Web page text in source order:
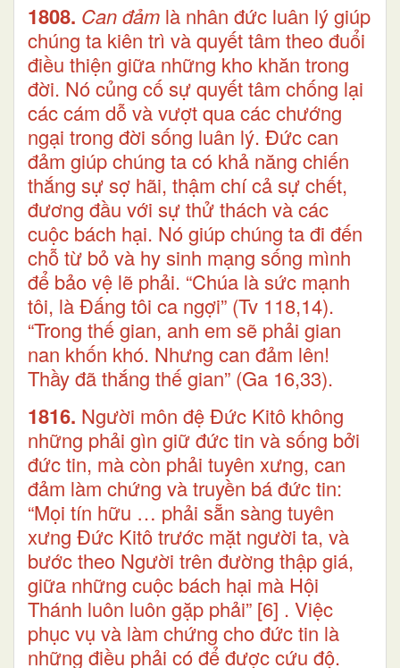
1808. Can đảm là nhân đức luân lý giúp
chúng ta kiên trì và quyết tâm theo đuổi
điều thiện giữa những kho khăn trong
đời. Nó củng cố sự quyết tâm chống lại
các cám dỗ và vượt qua các chướng
ngại trong đời sống luân lý. Đức can
đảm giúp chúng ta có khả năng chiến
thắng sự sợ hãi, thậm chí cả sự chết,
đương đầu với sự thử thách và các
cuộc bách hại. Nó giúp chúng ta đi đến
chỗ từ bỏ và hy sinh mạng sống mình
để bảo vệ lẽ phải. “Chúa là sức mạnh
tôi, là Đấng tôi ca ngợi” (Tv 118,14).
“Trong thế gian, anh em sẽ phải gian
nan khốn khó. Nhưng can đảm lên!
Thầy đã thắng thế gian” (Ga 16,33).
1816. Người môn đệ Đức Kitô không
những phải gìn giữ đức tin và sống bởi
đức tin, mà còn phải tuyên xưng, can
đảm làm chứng và truyền bá đức tin:
“Mọi tín hữu … phải sẵn sàng tuyên
xưng Đức Kitô trước mặt người ta, và
bước theo Người trên đường thập giá,
giữa những cuộc bách hại mà Hội
Thánh luôn luôn gặp phải” [6] . Việc
phục vụ và làm chứng cho đức tin là
những điều phải có để được cứu độ.